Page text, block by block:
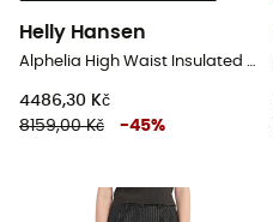
Helly Hansen
Alphelia High Waist Insulated Pant - Dámské lyžařské kalhoty
4486,30 Kč
8159,00 Kč
-45%